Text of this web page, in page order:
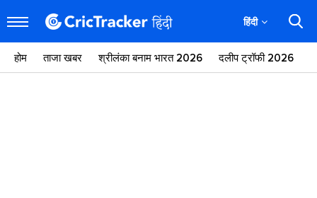
हिंदी
होम ताजा खबर श्रीलंका बनाम भारत 2026 दलीप ट्रॉफी 2026